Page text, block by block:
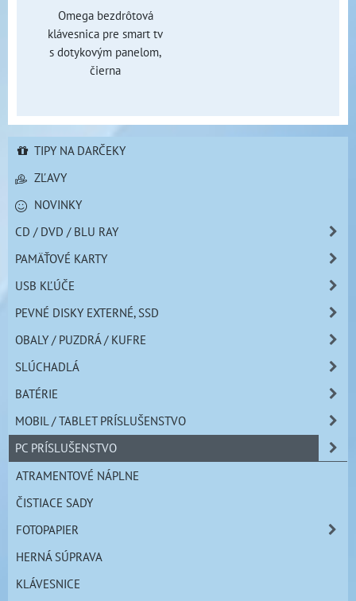
Omega bezdrôtová
klávesnica pre smart tv
s dotykovým panelom,
čierna
TIPY NA DARČEKY
ZĽAVY
NOVINKY
CD / DVD / BLU RAY
PAMÄŤOVÉ KARTY
USB KĽÚČE
PEVNÉ DISKY EXTERNÉ, SSD
OBALY / PUZDRÁ / KUFRE
SLÚCHADLÁ
BATÉRIE
MOBIL / TABLET PRÍSLUŠENSTVO
PC PRÍSLUŠENSTVO
ATRAMENTOVÉ NÁPLNE
ČISTIACE SADY
FOTOPAPIER
HERNÁ SÚPRAVA
KLÁVESNICE